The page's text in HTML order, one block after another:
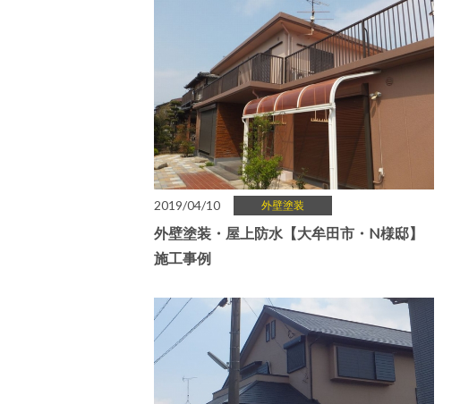
2019/04/10 外壁塗装
外壁塗装・屋上防水【大牟田市・N様邸】
施工事例